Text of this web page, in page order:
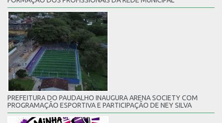
PREFEITURA DO PAUDALHO INAUGURA ARENA SOCIETY COM
PROGRAMAÇÃO ESPORTIVA E PARTICIPAÇÃO DE NEY SILVA